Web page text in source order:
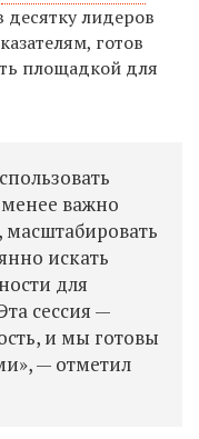
лидеров
готов
площадкой для
менее важно
масштабировать
искать
для
сессия —
и мы готовы
— отметил